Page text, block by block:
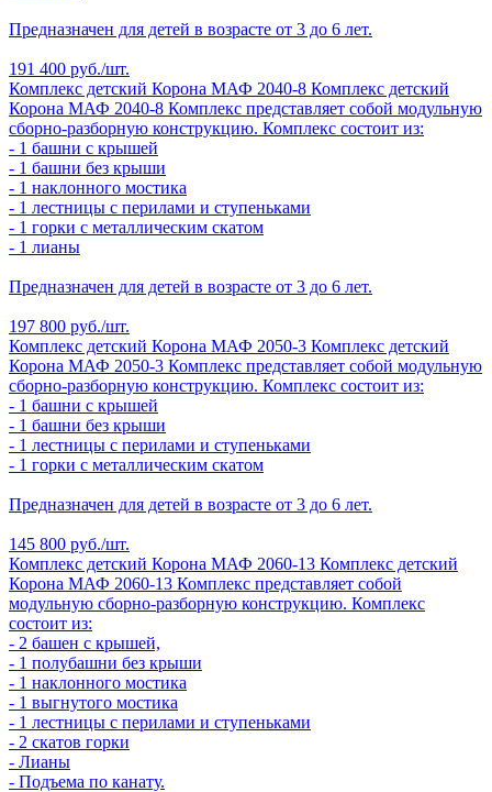
Предназначен для детей в возрасте от 3 до 6 лет.
191 400 руб./шт.
Комплекс детский Корона МАФ 2040-8 Комплекс детский
Корона МАФ 2040-8 Комплекс представляет собой модульную
сборно-разборную конструкцию. Комплекс состоит из:
- 1 башни с крышей
- 1 башни без крыши
- 1 наклонного мостика
- 1 лестницы с перилами и ступеньками
- 1 горки с металлическим скатом
- 1 лианы
Предназначен для детей в возрасте от 3 до 6 лет.
197 800 руб./шт.
Комплекс детский Корона МАФ 2050-3 Комплекс детский
Корона МАФ 2050-3 Комплекс представляет собой модульную
сборно-разборную конструкцию. Комплекс состоит из:
- 1 башни с крышей
- 1 башни без крыши
- 1 лестницы с перилами и ступеньками
- 1 горки с металлическим скатом
Предназначен для детей в возрасте от 3 до 6 лет.
145 800 руб./шт.
Комплекс детский Корона МАФ 2060-13 Комплекс детский
Корона МАФ 2060-13 Комплекс представляет собой
модульную сборно-разборную конструкцию. Комплекс
состоит из:
- 2 башен с крышей,
- 1 полубашни без крыши
- 1 наклонного мостика
- 1 выгнутого мостика
- 1 лестницы с перилами и ступеньками
- 2 скатов горки
- Лианы
- Подъема по канату.